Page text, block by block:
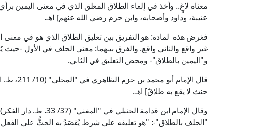
معناه لاغٍ.. وأخذ في إلغاء الطلاق المعلق الذي في معنى اليمين برأي
عتيبة، وداود وأصحابه، وابن حزم رضي الله عنهم] اهـ.
فغرض هذه المادة: هو التفريق بين تعليق الطلاق الذي هو في معنى
غير واقع والثاني واقع. والفرق بينهما: معنى الحلف في الأول -
و"اليمين بالطلاق"- ومحض التعليق في الثاني.
قال
حنث لا يقع به طلاقٌ] اهـ.
وقال الإمام ابن قدامة
"الحلف بالطلاق"-: "هو تعليقه على شرط يُقصَدُ به الحثُّ على الفعل